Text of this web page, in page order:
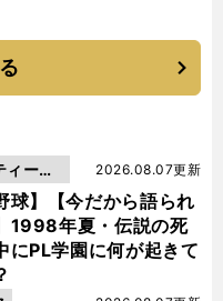
球】【今だから語られ
1998年夏・伝説の死
にPL学園に何が起きて
2026.08.07更新
ィーバ